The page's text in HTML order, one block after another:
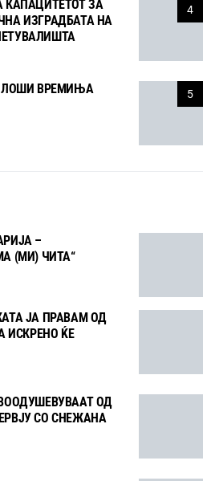
4
КАПАЦИТЕТОТ ЗА
ИЗГРАДБАТА НА
5
ЛОШИ ВРЕМИЊА
–
(МИ) ЧИТА“
ЈА ПРАВАМ ОД
ИСКРЕНО ЌЕ
ОД
СО СНЕЖАНА